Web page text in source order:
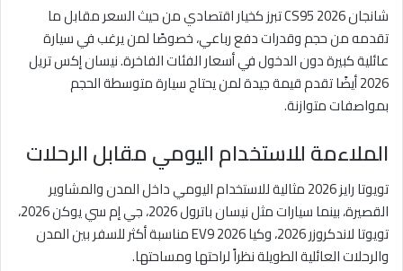
شانجان CS95 2026 تبرز كخيار اقتصادي من حيث السعر مقابل ما
تقدمه من حجم وقدرات دفع رباعي، خصوصًا لمن يرغب في سيارة
عائلية كبيرة دون الدخول في أسعار الفئات الفاخرة. نيسان إكس تريل
2026 أيضًا تقدم قيمة جيدة لمن يحتاج سيارة متوسطة الحجم
بمواصفات متوازنة.
الملاءمة للاستخدام اليومي مقابل الرحلات
تويوتا رايز 2026 مثالية للاستخدام اليومي داخل المدن والمشاوير
القصيرة، بينما سيارات مثل نيسان باترول 2026، جي إم سي يوكن 2026،
تويوتا لاندكروزر 2026، وكيا EV9 2026 مناسبة أكثر للسفر بين المدن
والرحلات العائلية الطويلة نظراً لراحتها ومساحتها.